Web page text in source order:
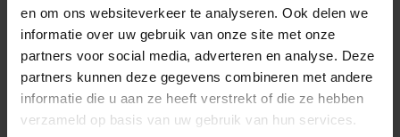
en om ons websiteverkeer te analyseren. Ook delen we
informatie over uw gebruik van onze site met onze
partners voor social media, adverteren en analyse. Deze
partners kunnen deze gegevens combineren met andere
informatie die u aan ze heeft verstrekt of die ze hebben
verzameld op basis van uw gebruik van hun services.